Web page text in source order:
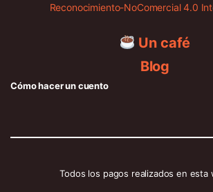
Reconocimiento-NoComercial 4.0
Un café
Blog
Cómo hacer un cuento
Todos los pagos realizados en esta